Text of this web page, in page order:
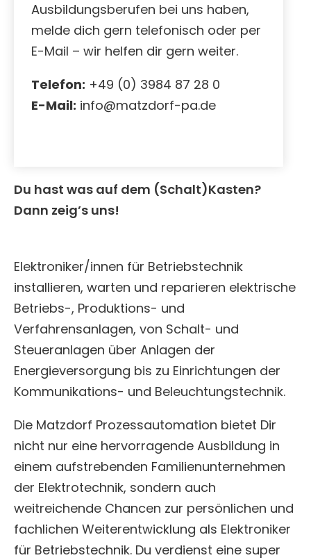
Ausbildungsberufen bei uns haben,
melde dich gern telefonisch oder per
E-Mail – wir helfen dir gern weiter.
Telefon: +49 (0) 3984 87 28 0
E-Mail: info@matzdorf-pa.de
Du hast was auf dem (Schalt)Kasten?
Dann zeig’s uns!
Elektroniker/innen für Betriebstechnik
installieren, warten und reparieren elektrische
Betriebs-, Produktions- und
Verfahrensanlagen, von Schalt- und
Steueranlagen über Anlagen der
Energieversorgung bis zu Einrichtungen der
Kommunikations- und Beleuchtungstechnik.
Die Matzdorf Prozessautomation bietet Dir
nicht nur eine hervorragende Ausbildung in
einem aufstrebenden Familienunternehmen
der Elektrotechnik, sondern auch
weitreichende Chancen zur persönlichen und
fachlichen Weiterentwicklung als Elektroniker
für Betriebstechnik. Du verdienst eine super